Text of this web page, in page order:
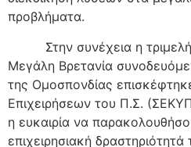
προβλήματα.
Στην συνέχεια η
Μεγάλη Βρετανία
της Ομοσπονδίας
Επιχειρήσεων του Π.Σ.
η ευκαιρία να
επιχειρησιακή